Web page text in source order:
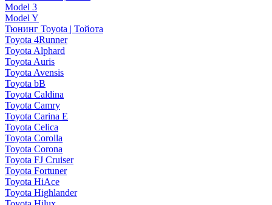
Model 3
Model Y
Тюнинг Toyota | Тойота
Toyota 4Runner
Toyota Alphard
Toyota Auris
Toyota Avensis
Toyota bB
Toyota Caldina
Toyota Camry
Toyota Carina E
Toyota Celica
Toyota Corolla
Toyota Corona
Toyota FJ Cruiser
Toyota Fortuner
Toyota HiAce
Toyota Highlander